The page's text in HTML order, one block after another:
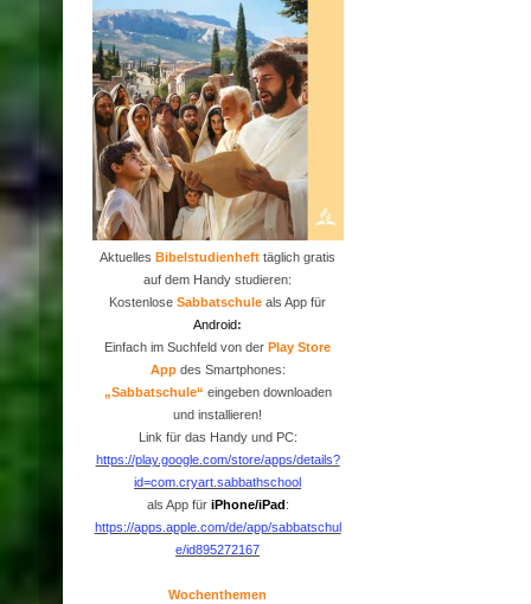
Aktuelles Bibelstudienheft täglich gratis
auf dem Handy studieren:
KostenloseSabbatschule als App für
Android:
Einfach im Suchfeld von der P lay Store
Appdes Smartphones:
„Sabbatschule“ eingeben downloaden
und installieren!
Link für das Handy und PC:
https://play.google.com/store/apps/details?
id=com.cryart.sabbathschool
als App für iPhone/iPad :
https://apps.apple.com/de/app/sabbatschul
e/id895272167
Wochenthemen